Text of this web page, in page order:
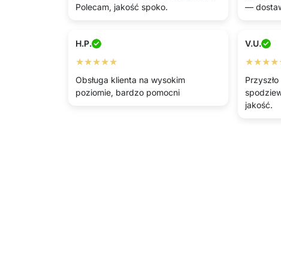
Polecam, jakość spoko.
—
H.P.
★★★★★
Obsługa klienta na wysokim
poziomie, bardzo pomocni
V.U.
jakość.